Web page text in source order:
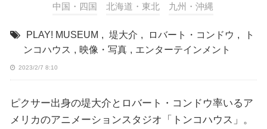
中国・四国 北海道・東北 九州・沖縄
PLAY! MUSEUM , 堤大介 , ロバート・コンドウ ,
ト
ンコハウス , 映像・写真 , エンターテインメント
2023/2/7 8:10
ピクサー出身の堤大介とロバート・コンドウ率いるア
メリカのアニメーションスタジオ「トンコハウス」。